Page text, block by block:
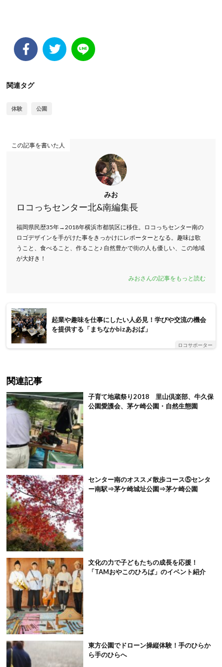
関連タグ
体験 公園
この記事を書いた人
みお
ロコっちセンター北&南編集長
福岡県民歴35年→2018年横浜市都筑区に移住。ロコっちセンター南の
ロゴデザインを手がけた事をきっかけにレポーターとなる。趣味は歌
うこと、食べること、作ること♪ 自然豊かで街の人も優しい、この地域
が大好き！
みおさんの記事をもっと読む
起業や趣味を仕事にしたい人必見！学びや交流の機会
を提供する「まちなかbizあおば」
ロコサポーター
関連記事
子育て地蔵祭り2018 里山倶楽部、牛久保
公園愛護会、茅ケ崎公園・自然生態園
センター南のオススメ散歩コース⑤センタ
ー南駅⇒茅ケ崎城址公園⇒茅ケ崎公園
文化の力で子どもたちの成長を応援！
「TAMおやこのひろば」のイベント紹介
東方公園でドローン操縦体験！手のひらか
ら手のひらへ